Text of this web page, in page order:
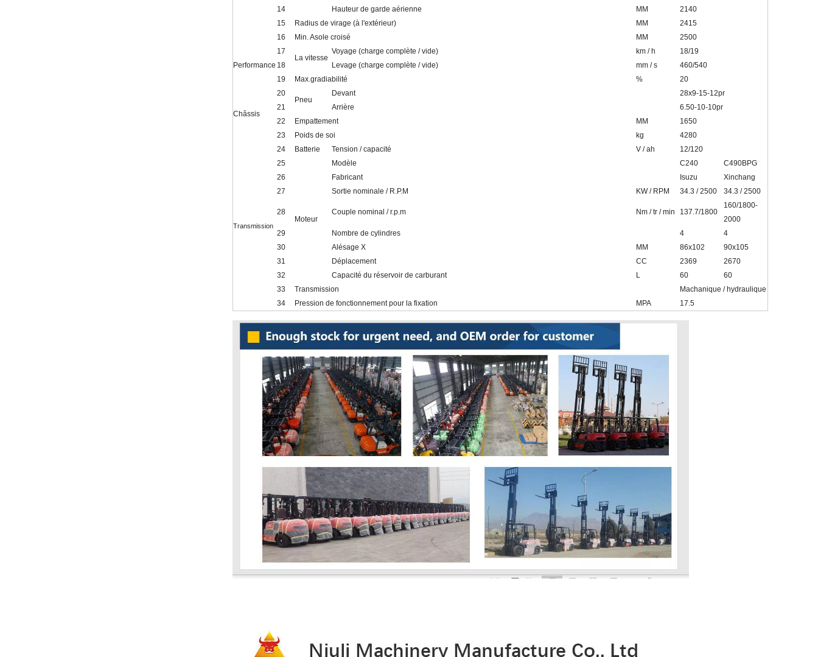
14
Hauteur de garde aérienne MM
2140
15
Radius de virage (à l'extérieur) MM
2415
16
Min. Asole croisé MM 2500
Performance
17
La vitesse
Voyage (charge complète / vide) km / h
18/19
18
Levage (charge complète / vide) mm / s
460/540
19
Max.gradiabilité % 20
Châssis
20
Pneu
Devant
28x9-15-12pr
21
Arrière
6.50-10-10pr
22
Empattement MM
1650
23
Poids de soi kg 4280
Transmission
24 Batterie Tension / capacité V / ah
12/120
25
Moteur
Modèle C240
C490BPG
26
Fabricant Isuzu
Xinchang
27
Sortie nominale / R.P.M KW / RPM 34.3 / 2500 34.3 / 2500
28 Couple nominal / r.p.m Nm / tr / min 137.7/1800
160/1800-
2000
29
Nombre de cylindres 4
4
30
Alésage X MM 86x102
90x105
31
Déplacement CC 2369
2670
32
Capacité du réservoir de carburant L 60
60
33
Transmission
Machanique / hydraulique
34
Pression de fonctionnement pour la fixation MPA 17.5